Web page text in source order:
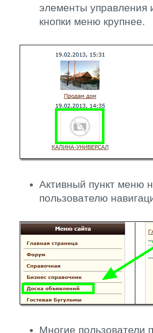
элементы управления
кнопки меню крупнее.
Активный пункт меню
пользователю
Многие пользователи